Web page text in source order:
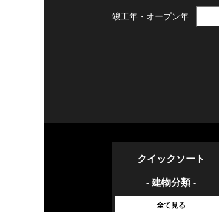
竣工年・ オープン年
クイックソート
- 建物分類 -
全て見る